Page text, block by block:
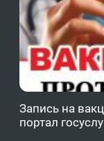
Запись на
портал